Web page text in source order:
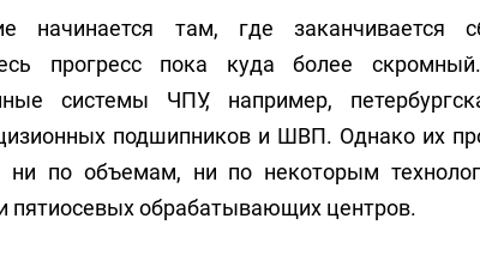
начинается там, где заканчивается
прогресс пока куда более
системы ЧПУ, например,
подшипников и ШВП. Однако их
ни по объемам, ни по некоторым
пятиосевых обрабатывающих центров.